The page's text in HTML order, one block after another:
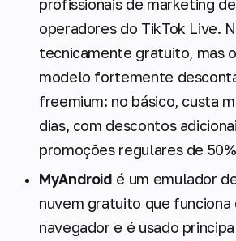
profissionais de marketing
operadores do TikTok Live.
tecnicamente gratuito, mas
modelo fortemente
freemium: no básico, custa
dias, com descontos
promoções regulares de
MyAndroid é um emulador
nuvem gratuito que
navegador e é usado